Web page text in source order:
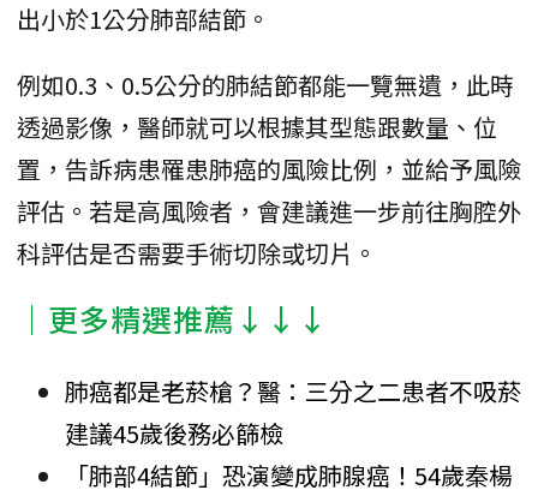
出小於1公分肺部結節。
例如0.3、0.5公分的肺結節都能一覽無遺，此時
透過影像，醫師就可以根據其型態跟數量、位
置，告訴病患罹患肺癌的風險比例，並給予風險
評估。若是高風險者，會建議進一步前往胸腔外
科評估是否需要手術切除或切片。
│更多精選推薦↓↓↓
肺癌都是老菸槍？醫：三分之二患者不吸菸
建議45歲後務必篩檢
「肺部4結節」恐演變成肺腺癌！54歲秦楊